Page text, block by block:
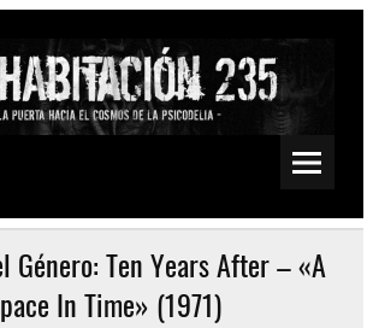
Doom, Sludge, Fuzz, Space, Drone
Género: Ten Years After – «A
In Time» (1971)